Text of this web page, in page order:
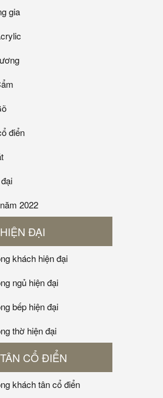
gia
điển
2022
ĐẠI
khách hiện đại
ngủ hiện đại
bếp hiện đại
thờ hiện đại
CỔ ĐIỂN
khách tân cổ điển